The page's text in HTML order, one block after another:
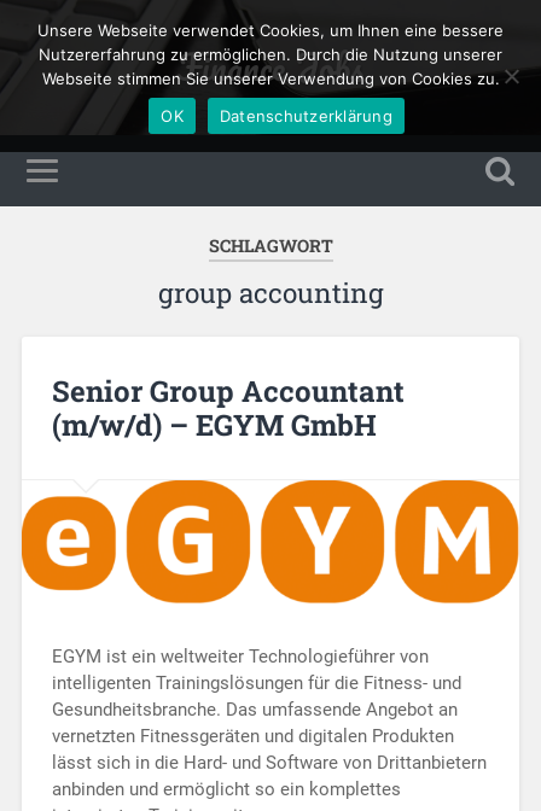
Finance Jobs
SCHLAGWORT
group accounting
Senior Group Accountant
(m/w/d) – EGYM GmbH
EGYM ist ein weltweiter Technologieführer von
intelligenten Trainingslösungen für die Fitness- und
Gesundheitsbranche. Das umfassende Angebot an
vernetzten Fitnessgeräten und digitalen Produkten
lässt sich in die Hard- und Software von Drittanbietern
anbinden und ermöglicht so ein komplettes
Unsere Webseite verwendet Cookies, um Ihnen eine bessere
Nutzererfahrung zu ermöglichen. Durch die Nutzung unserer
Webseite stimmen Sie unserer Verwendung von Cookies zu.
OK
Datenschutzerklärung